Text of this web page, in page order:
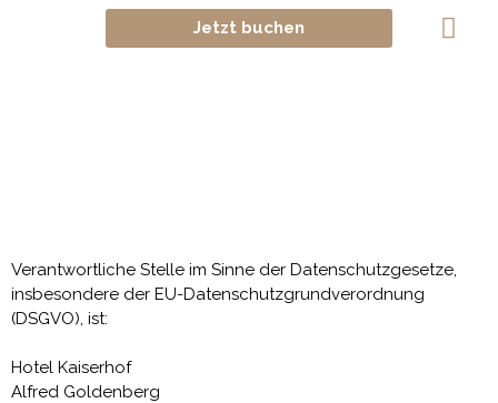
Jetzt buchen
Verantwortliche Stelle im Sinne der Datenschutzgesetze,
insbesondere der EU-Datenschutzgrundverordnung
(DSGVO), ist:
Hotel Kaiserhof
Alfred Goldenberg